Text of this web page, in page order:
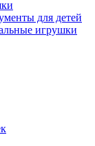
для детей
игрушки